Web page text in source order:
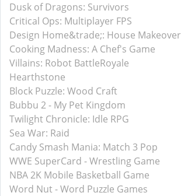
Dusk of Dragons: Survivors
Critical Ops: Multiplayer FPS
Design Home&trade;: House Makeover
Cooking Madness: A Chef's Game
Villains: Robot BattleRoyale
Hearthstone
Block Puzzle: Wood Craft
Bubbu 2 - My Pet Kingdom
Twilight Chronicle: Idle RPG
Sea War: Raid
Candy Smash Mania: Match 3 Pop
WWE SuperCard - Wrestling Game
NBA 2K Mobile Basketball Game
Word Nut - Word Puzzle Games